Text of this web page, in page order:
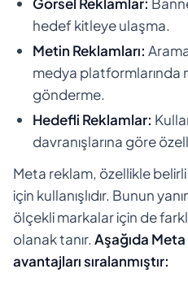
hedef kitleye ulaşma.
Metin Reklamları:
medya platformlarında
gönderme.
Hedefli Reklamlar:
davranışlarına göre
Meta reklam, özellikle
için kullanışlıdır. Bunun
ölçekli markalar için de
olanak tanır. Aşağıda
avantajları sıralanmıştır: